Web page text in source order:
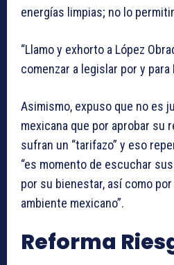
energías limpias; no lo
“Llamo y exhorto a López
comenzar a legislar por y para
Asimismo, expuso que no es
mexicana que por aprobar su
sufran un “tarifazo” y eso
“es momento de escuchar
por su bienestar, así como
ambiente mexicano”.
Reforma